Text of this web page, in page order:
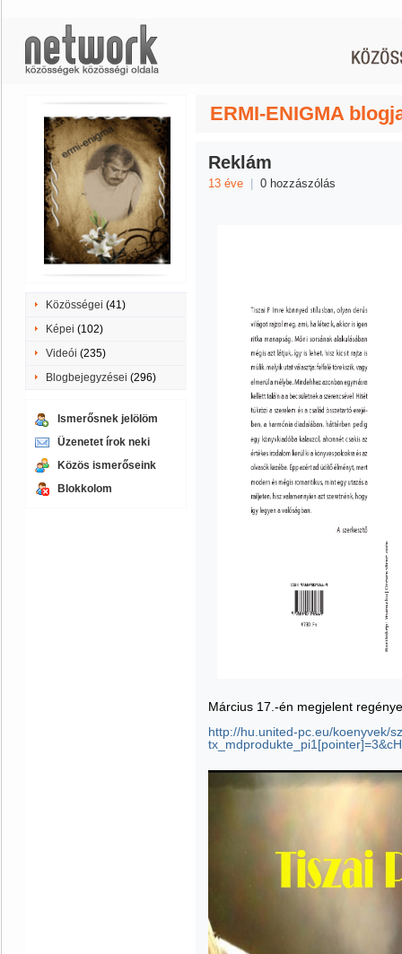
Közösségei (41)
Képei (102)
Videói (235)
Blogbejegyzései (296)
Ismerősnek jelölöm
Üzenetet írok neki
Közös ismerőseink
Blokkolom
ERMI-ENIGMA
Reklám
13 éve 0 hozzászólás
Március 17.-én megjelent
http://hu.united-pc.eu/koenyvek/